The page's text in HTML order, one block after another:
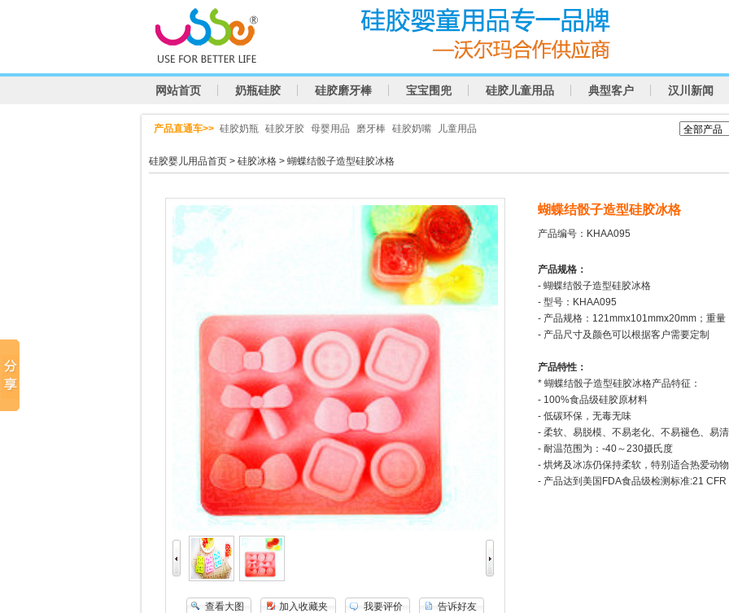
网站首页 奶瓶硅胶 硅胶磨牙棒 宝宝围兜 硅胶儿童用品 典型客户 汉川新闻
产品直通车>> 硅胶奶瓶 硅胶牙胶 母婴用品 磨牙棒 硅胶奶嘴 儿童用品
硅胶婴儿用品首页 > 硅胶冰格 > 蝴蝶结骰子造型硅胶冰格
查看大图 加入收藏夹 我要评价 告诉好友
蝴蝶结骰子造型硅胶冰格
产品编号：KHAA095
产品规格：
- 蝴蝶结骰子造型硅胶冰格
- 型号：KHAA095
- 产品规格：121mmx101mmx20mm；重量
- 产品尺寸及颜色可以根据客户需要定制
产品特性：
* 蝴蝶结骰子造型硅胶冰格产品特征：
- 100%食品级硅胶原材料
- 低碳环保，无毒无味
- 柔软、易脱模、不易老化、不易褪色、易
- 耐温范围为：-40～230摄氏度
- 烘烤及冰冻仍保持柔软，特别适合热爱动
- 产品达到美国FDA食品级检测标准:21